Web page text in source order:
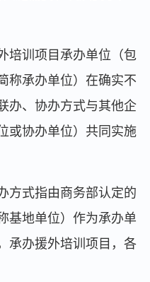
培训项目承办单位（包
称承办单位）在确实不
办、协办方式与其他企
或协办单位）共同实施
方式指由商务部认定的
基地单位）作为承办单
承办援外培训项目，各